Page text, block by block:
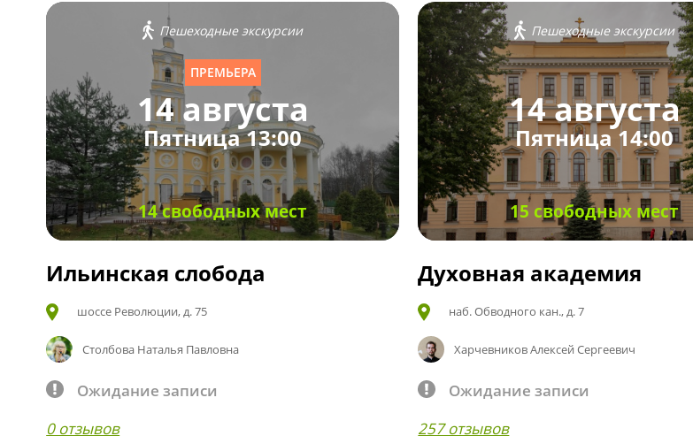
Пешеходные экскурсии
ПРЕМЬЕРА
14 августа
Пятница 13:00
14 свободных мест
Ильинская слобода
шоссе Революции, д. 75
Столбова Наталья Павловна
Ожидание записи
0 отзывов
Пешеходные экскурсии
14 августа
Пятница 14:00
15 свободных мест
Духовная академия
наб. Обводного кан., д. 7
Харчевников Алексей Сергеевич
Ожидание записи
257 отзывов